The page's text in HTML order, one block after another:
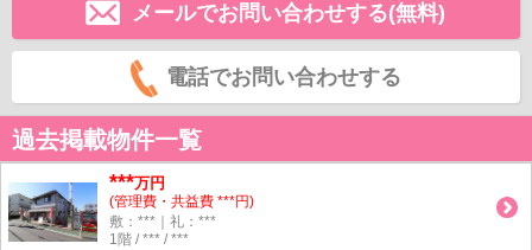
メールでお問い合わせする(無料)
電話でお問い合わせする
過去掲載物件一覧
***万円
(管理費・共益費 ***円)
敷：***｜礼：***
1階 / *** / ***